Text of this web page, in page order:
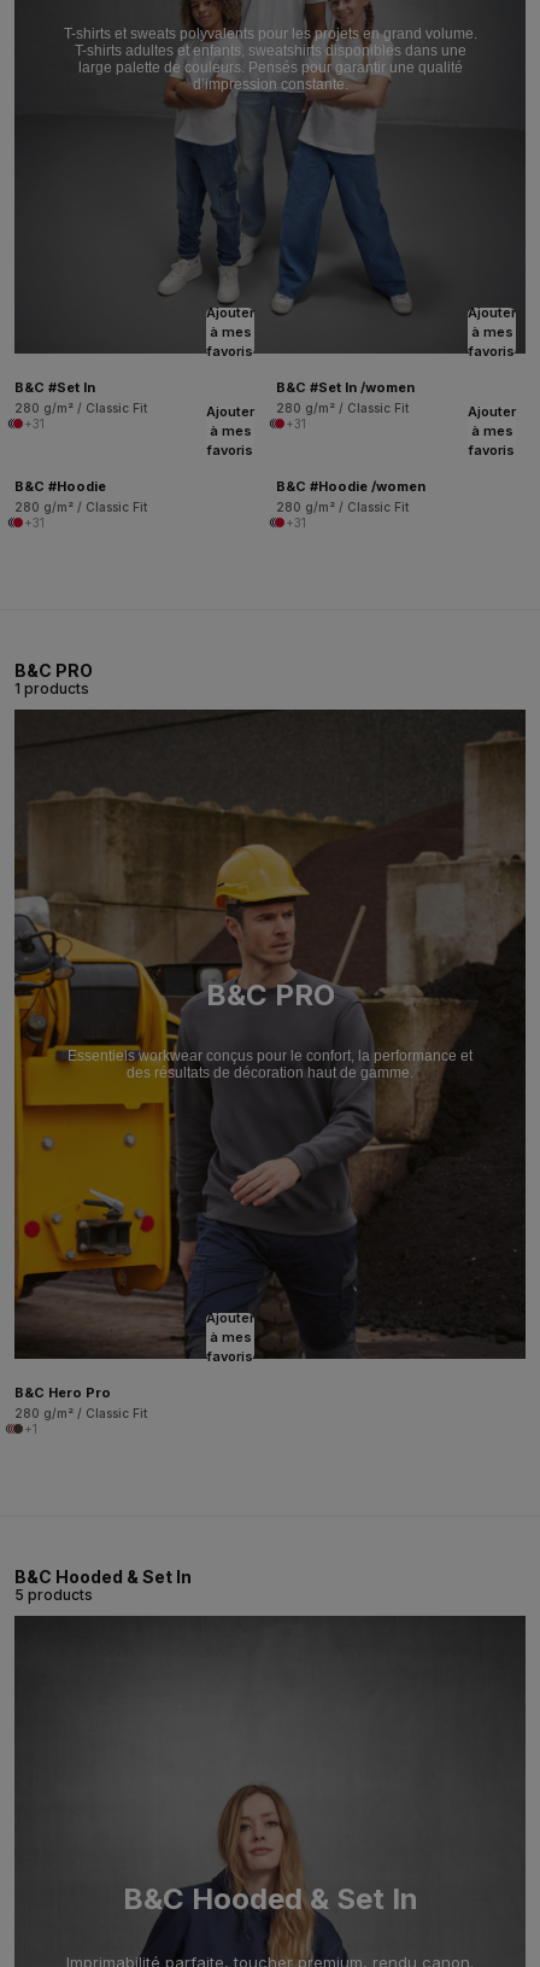
T-shirts et sweats polyvalents pour les projets en grand volume.
T-shirts adultes et enfants, sweatshirts disponibles dans une
large palette de couleurs. Pensés pour garantir une qualité
d’impression constante.
Ajouter
à mes
favoris
B&C #Set In
280 g/m² / Classic Fit
+31
Ajouter
à mes
favoris
B&C #Set In /women
280 g/m² / Classic Fit
+31
Ajouter
à mes
favoris
B&C #Hoodie
280 g/m² / Classic Fit
+31
Ajouter
à mes
favoris
B&C #Hoodie /women
280 g/m² / Classic Fit
+31
B&C PRO
1 products
B&C PRO
Essentiels workwear conçus pour le confort, la performance et
des résultats de décoration haut de gamme.
Ajouter
à mes
favoris
B&C Hero Pro
280 g/m² / Classic Fit
+1
B&C Hooded & Set In
5 products
B&C Hooded & Set In
Imprimabilité parfaite, toucher premium, rendu canon.